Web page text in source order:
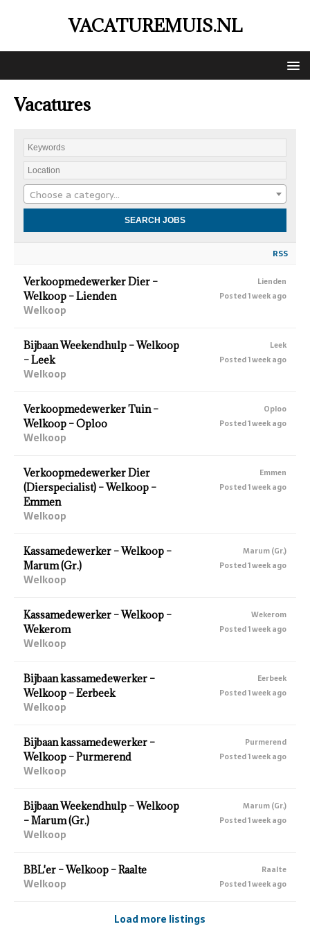
VACATUREMUIS.NL
Vacatures
Choose a category…
RSS
Verkoopmedewerker Dier –
Welkoop – Lienden
Welkoop
Lienden
Posted 1 week ago
Bijbaan Weekendhulp – Welkoop
– Leek
Welkoop
Leek
Posted 1 week ago
Verkoopmedewerker Tuin –
Welkoop – Oploo
Welkoop
Oploo
Posted 1 week ago
Verkoopmedewerker Dier
(Dierspecialist) – Welkoop –
Emmen
Welkoop
Emmen
Posted 1 week ago
Kassamedewerker – Welkoop –
Marum (Gr.)
Welkoop
Marum (Gr.)
Posted 1 week ago
Kassamedewerker – Welkoop –
Wekerom
Welkoop
Wekerom
Posted 1 week ago
Bijbaan kassamedewerker –
Welkoop – Eerbeek
Welkoop
Eerbeek
Posted 1 week ago
Bijbaan kassamedewerker –
Welkoop – Purmerend
Welkoop
Purmerend
Posted 1 week ago
Bijbaan Weekendhulp – Welkoop
– Marum (Gr.)
Welkoop
Marum (Gr.)
Posted 1 week ago
BBL'er – Welkoop – Raalte
Welkoop
Raalte
Posted 1 week ago
Load more listings